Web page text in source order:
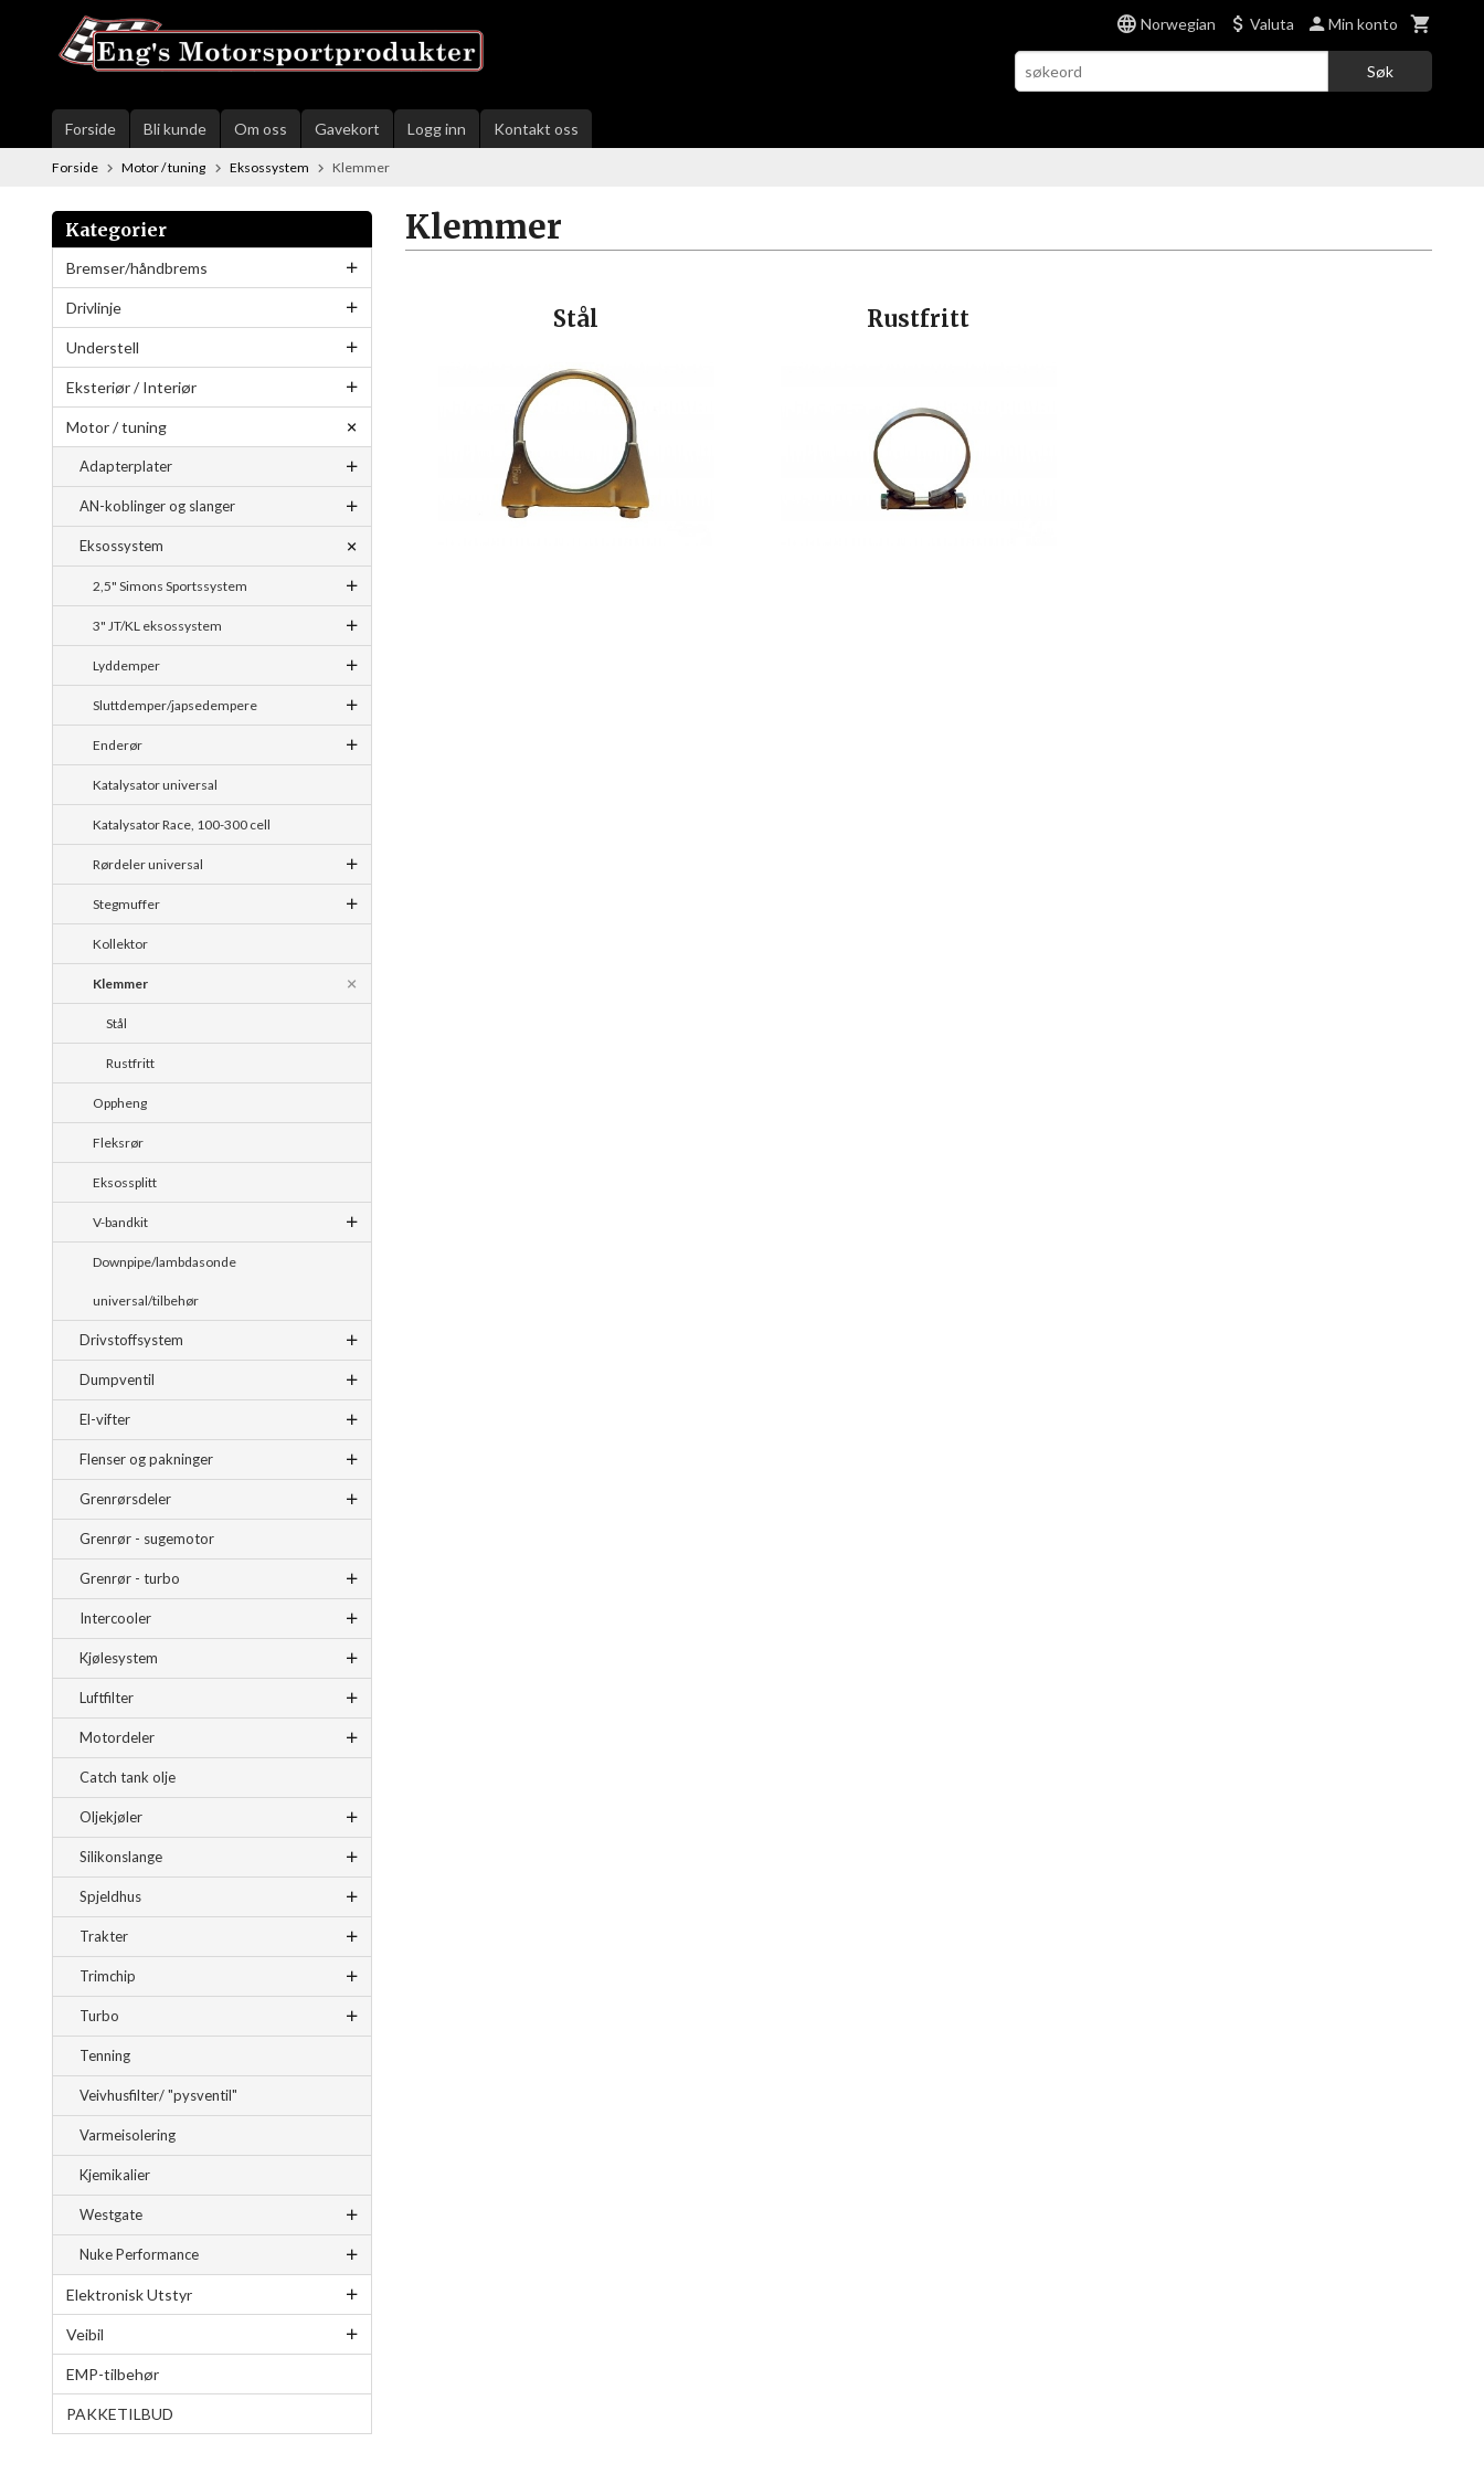
innholdet
Norwegian Valuta Min konto
Søk
Forside Bli kunde Om oss Gavekort Logg inn Kontakt oss
Forside Motor / tuning Eksossystem Klemmer
Kategorier
Bremser/håndbrems
Drivlinje
Understell
Eksteriør / Interiør
Motor / tuning
Adapterplater
AN-koblinger og slanger
Eksossystem
2,5" Simons Sportssystem
3" JT/KL eksossystem
Lyddemper
Sluttdemper/japsedempere
Enderør
Katalysator universal
Katalysator Race, 100-300 cell
Rørdeler universal
Stegmuffer
Kollektor
Klemmer
Stål
Rustfritt
Oppheng
Fleksrør
Eksossplitt
V-bandkit
Downpipe/lambdasonde
universal/tilbehør
Drivstoffsystem
Dumpventil
El-vifter
Flenser og pakninger
Grenrørsdeler
Grenrør - sugemotor
Grenrør - turbo
Intercooler
Kjølesystem
Luftfilter
Motordeler
Catch tank olje
Oljekjøler
Silikonslange
Spjeldhus
Trakter
Trimchip
Turbo
Tenning
Veivhusfilter/ "pysventil"
Varmeisolering
Kjemikalier
Westgate
Nuke Performance
Elektronisk Utstyr
Veibil
EMP-tilbehør
PAKKETILBUD
Klemmer
Stål Rustfritt